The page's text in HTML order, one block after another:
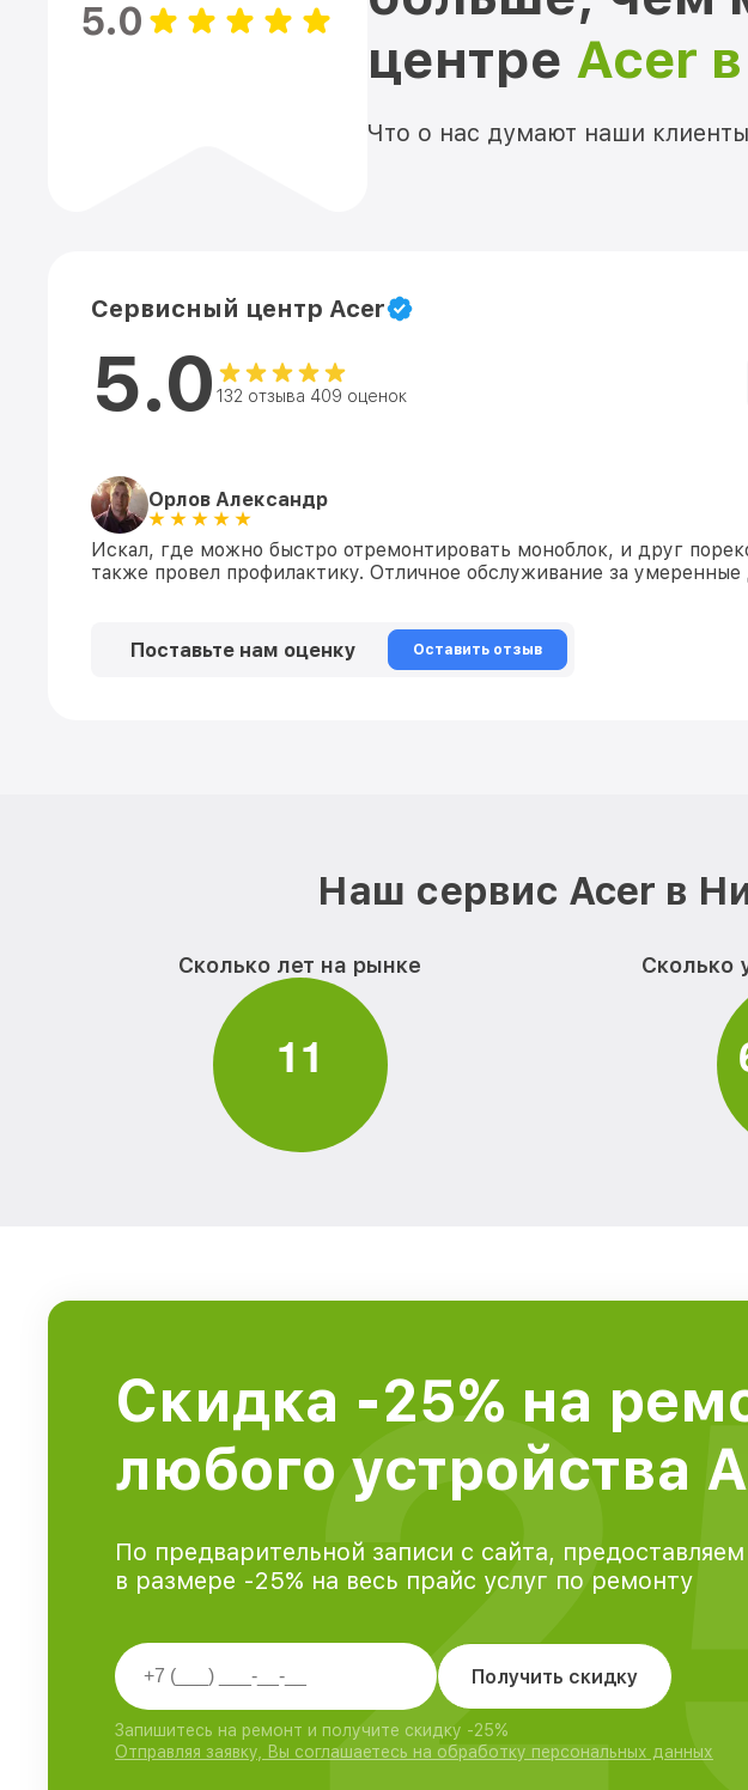
5.0
центре Acer
Что о нас думают наши
Сервисный центр Acer
5.0 132 отзыва 409 оценок
Орлов Александр
Искал, где можно быстро отремонтировать моноблок, и друг
также провел профилактику. Отличное обслуживание за
Поставьте нам оценку Оставить отзыв
Наш сервис Acer в
Сколько лет на рынке
11
Сколько
Скидка -25% на
любого устройства
По предварительной записи с сайта,
в размере -25% на весь прайс услуг по ремонту
Получить скидку
Запишитесь на ремонт и получите скидку -25%
Отправляя заявку, Вы соглашаетесь на обработку персональных данных